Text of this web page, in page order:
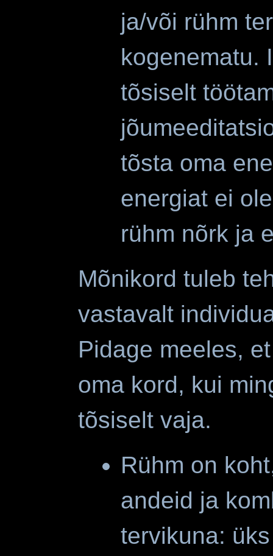
ja/või rühm
kogenematu.
tõsiselt
tõsta oma
energiat ei
rühm nõrk ja
Mõnikord tuleb
vastavalt
Pidage meeles,
oma kord, kui
tõsiselt vaja.
Rühm on
andeid ja
tervikuna: